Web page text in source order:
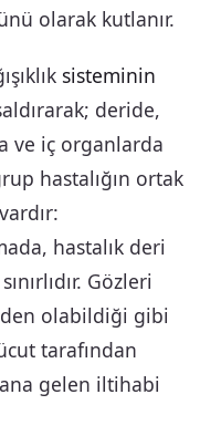
olarak kutlanır.
sisteminin
deride,
ve iç organlarda
hastalığın ortak
hastalık deri
Gözleri
olabildiği gibi
tarafından
gelen iltihabi